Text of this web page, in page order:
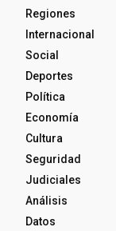
Regiones
Internacional
Social
Deportes
Política
Economía
Cultura
Seguridad
Judiciales
Análisis
Datos